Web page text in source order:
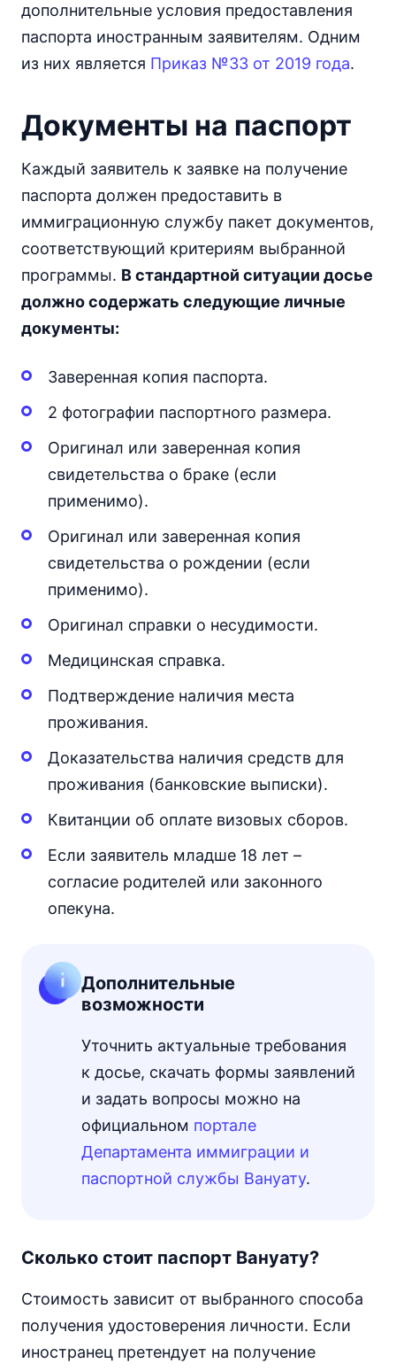
дополнительные условия предоставления
паспорта иностранным заявителям. Одним
из них является Приказ №33 от 2019 года.
Документы на паспорт
Каждый заявитель к заявке на получение
паспорта должен предоставить в
иммиграционную службу пакет документов,
соответствующий критериям выбранной
программы. В стандартной ситуации досье
должно содержать следующие личные
документы:
Заверенная копия паспорта.
2 фотографии паспортного размера.
Оригинал или заверенная копия
свидетельства о браке (если
применимо).
Оригинал или заверенная копия
свидетельства о рождении (если
применимо).
Оригинал справки о несудимости.
Медицинская справка.
Подтверждение наличия места
проживания.
Доказательства наличия средств для
проживания (банковские выписки).
Квитанции об оплате визовых сборов.
Если заявитель младше 18 лет –
согласие родителей или законного
опекуна.
Дополнительные
возможности
Уточнить актуальные требования
к досье, скачать формы заявлений
и задать вопросы можно на
официальном портале
Департамента иммиграции и
паспортной службы Вануату.
Сколько стоит паспорт Вануату?
Стоимость зависит от выбранного способа
получения удостоверения личности. Если
иностранец претендует на получение